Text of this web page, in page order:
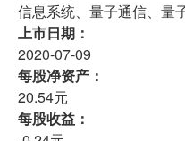
信息系统、量子通信、量
上市日期：
2020-07-09
每股净资产：
20.54元
每股收益：